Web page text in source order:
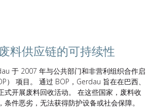
料供应链的可持续性
于 2007 年与公共部门和非营利组织合作启
） 项目。 通过 BOP，Gerdau 旨在在巴西、
式开展废料回收活动。 在这些国家，废料收
件恶劣，无法获得防护设备或社会保障。